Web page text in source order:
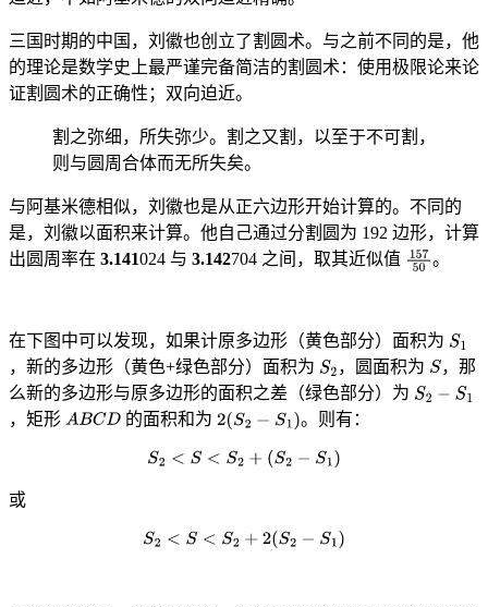
三国时期的中国，刘徽也创立了割圆术。与之前不同的是，他
的理论是数学史上最严谨完备简洁的割圆术：使用极限论来论
证割圆术的正确性；双向迫近。
割之弥细，所失弥少。割之又割，以至于不可割，
则与圆周合体而无所失矣。
与阿基米德相似，刘徽也是从正六边形开始计算的。不同的
是，刘徽以面积来计算。他自己通过分割圆为 192 边形，计算
出圆周率在 3.141024 与 3.142704 之间，取其近似值 。
在下图中可以发现，如果计原多边形（黄色部分）面积为
，新的多边形（黄色+绿色部分）面积为
，圆面积为
，那
么新的多边形与原多边形的面积之差（绿色部分）为
，矩形
的面积和为 。则有：
或